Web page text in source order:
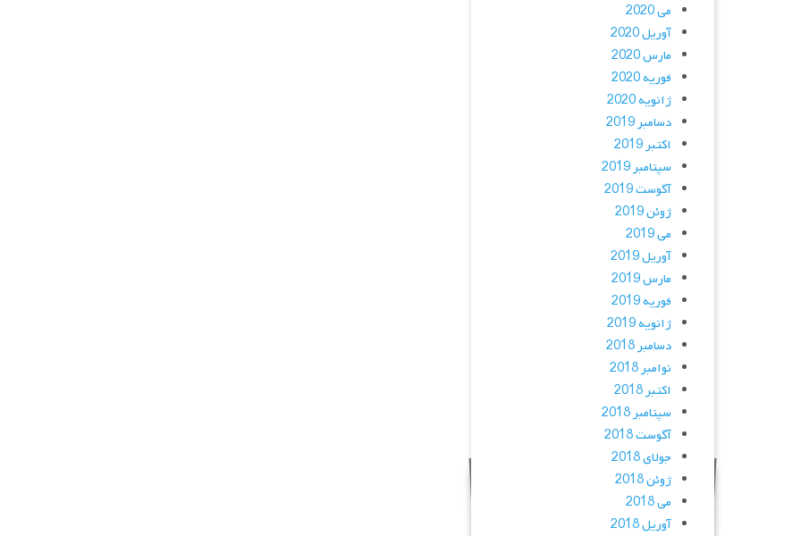
می 2020
آوریل 2020
مارس 2020
فوریه 2020
ژانویه 2020
دسامبر 2019
اکتبر 2019
سپتامبر 2019
آگوست 2019
ژوئن 2019
می 2019
آوریل 2019
مارس 2019
فوریه 2019
ژانویه 2019
دسامبر 2018
نوامبر 2018
اکتبر 2018
سپتامبر 2018
آگوست 2018
جولای 2018
ژوئن 2018
می 2018
آوریل 2018